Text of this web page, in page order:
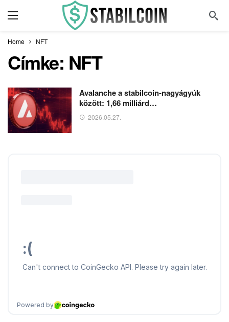
Home NFT
Címke: NFT
Avalanche a stabilcoin-nagyágyúk
között: 1,66 milliárd…
2026.05.27.